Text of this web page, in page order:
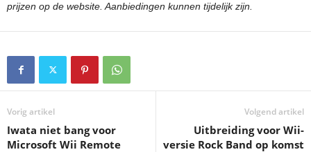
prijzen op de website. Aanbiedingen kunnen tijdelijk zijn.
Vorig artikel
Iwata niet bang voor
Microsoft Wii Remote
Volgend artikel
Uitbreiding voor Wii-
versie Rock Band op komst